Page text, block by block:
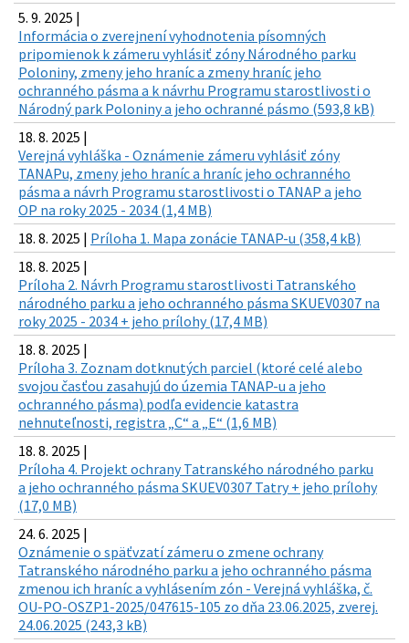
5. 9. 2025 |
Informácia o zverejnení vyhodnotenia písomných
pripomienok k zámeru vyhlásiť zóny Národného parku
Poloniny, zmeny jeho hraníc a zmeny hraníc jeho
ochranného pásma a k návrhu Programu starostlivosti o
Národný park Poloniny a jeho ochranné pásmo (593,8 kB)
18. 8. 2025 |
Verejná vyhláška - Oznámenie zámeru vyhlásiť zóny
TANAPu, zmeny jeho hraníc a hraníc jeho ochranného
pásma a návrh Programu starostlivosti o TANAP a jeho
OP na roky 2025 - 2034 (1,4 MB)
18. 8. 2025 | Príloha 1. Mapa zonácie TANAP-u (358,4 kB)
18. 8. 2025 |
Príloha 2. Návrh Programu starostlivosti Tatranského
národného parku a jeho ochranného pásma SKUEV0307 na
roky 2025 - 2034 + jeho prílohy (17,4 MB)
18. 8. 2025 |
Príloha 3. Zoznam dotknutých parciel (ktoré celé alebo
svojou časťou zasahujú do územia TANAP-u a jeho
ochranného pásma) podľa evidencie katastra
nehnuteľnosti, registra „C“ a „E“ (1,6 MB)
18. 8. 2025 |
Príloha 4. Projekt ochrany Tatranského národného parku
a jeho ochranného pásma SKUEV0307 Tatry + jeho prílohy
(17,0 MB)
24. 6. 2025 |
Oznámenie o späťvzatí zámeru o zmene ochrany
Tatranského národného parku a jeho ochranného pásma
zmenou ich hraníc a vyhlásením zón - Verejná vyhláška, č.
OU-PO-OSZP1-2025/047615-105 zo dňa 23.06.2025, zverej.
24.06.2025 (243,3 kB)